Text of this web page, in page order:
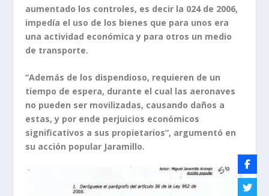
aumentado los controles, es decir la 024 de 2006,
impedía el uso de los bienes que para unos era
una actividad económica y para otros un medio
de transporte.
“Además de los dispendioso, requieren de un
tiempo de espera, durante el cual las aeronaves
no pueden ser movilizadas, causando daños a
estas, y por ende perjuicios económicos
significativos a sus propietarios”, argumentó en
su acción popular Jaramillo.